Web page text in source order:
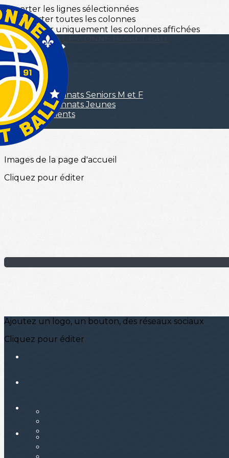
Exporter les lignes sélectionnées
Exporter toutes les colonnes
Exporter uniquement les colonnes affichées
Menu
<
>
Championnats Seniors M et F
Championnats Jeunes
Règlements
CDO
?>
Images de la page d'accueil
Cliquez pour éditer
Ajoutez un logo, un bouton, des réseaux sociaux
Cliquez pour éditer